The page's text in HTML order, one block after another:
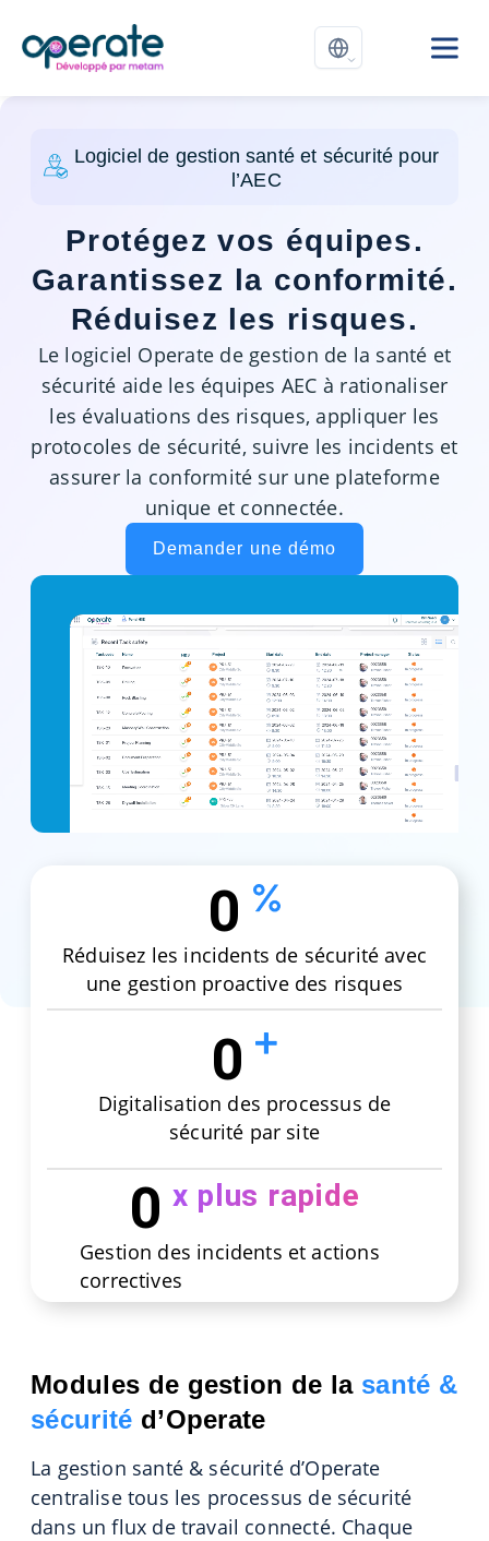
Logiciel de gestion santé et sécurité pour
l’AEC
Protégez vos équipes.
Garantissez la conformité.
Réduisez les risques.
Le logiciel Operate de gestion de la santé et
sécurité aide les équipes AEC à rationaliser
les évaluations des risques, appliquer les
protocoles de sécurité, suivre les incidents et
assurer la conformité sur une plateforme
unique et connectée.
Demander une démo
Réduisez les incidents de sécurité avec
une gestion proactive des risques
0
Digitalisation des processus de
sécurité par site
0
Gestion des incidents et actions
correctives
0 x plus rapide
Modules de gestion de la santé &
sécurité d’Operate
La gestion santé & sécurité d’Operate
centralise tous les processus de sécurité
dans un flux de travail connecté. Chaque